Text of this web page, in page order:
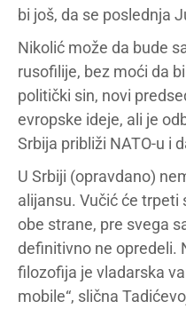
bi još, da se poslednja
Nikolić može da bude
rusofilije, bez moći da
politički sin, novi
evropske ideje, ali je
Srbija približi NATO-u i
U Srbiji (opravdano)
alijansu. Vučić će trpeti
obe strane, pre svega
definitivno ne opredeli.
filozofija je vladarska
mobile“, slična